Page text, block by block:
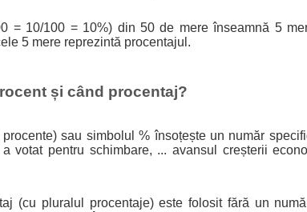
= 10/100 = 10%) din 50 de mere înseamnă 5
5 mere reprezintă procentajul.
și când procentaj?
sau simbolul % însoțește un număr
votat pentru schimbare, ... avansul creșterii
(cu pluralul procentaje) este folosit fără un